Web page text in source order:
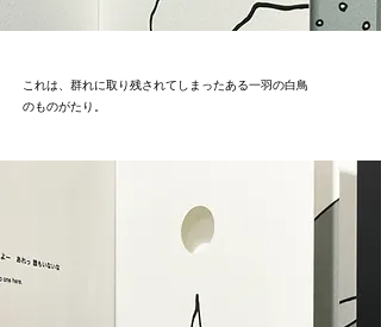
これは、群れに取り残されてしまったある一羽の白鳥
のものがたり。